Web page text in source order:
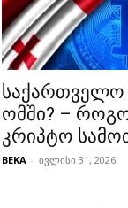
საქართველო
ომში? –
კრიპტო
BEKA - ივლისი 31, 2026